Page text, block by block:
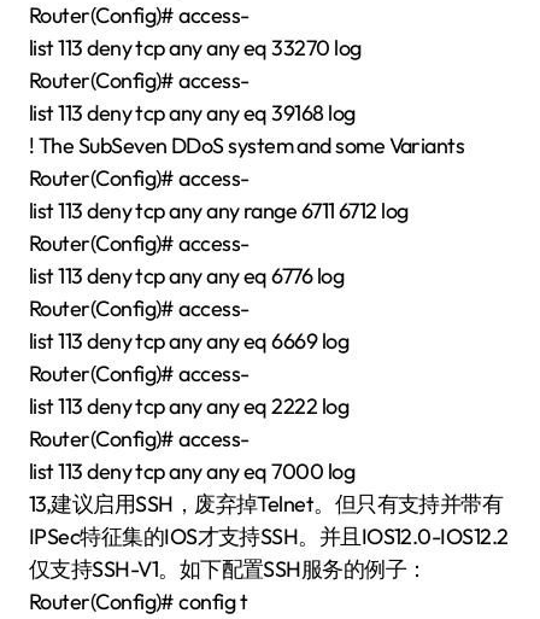
Router(Config)# access-
list 113 deny tcp any any eq 33270 log
Router(Config)# access-
list 113 deny tcp any any eq 39168 log
! The SubSeven DDoS system and some Variants
Router(Config)# access-
list 113 deny tcp any any range 6711 6712 log
Router(Config)# access-
list 113 deny tcp any any eq 6776 log
Router(Config)# access-
list 113 deny tcp any any eq 6669 log
Router(Config)# access-
list 113 deny tcp any any eq 2222 log
Router(Config)# access-
list 113 deny tcp any any eq 7000 log
13,建议启用SSH，废弃掉Telnet。但只有支持并带有
IPSec特征集的IOS才支持SSH。并且IOS12.0-IOS12.2
仅支持SSH-V1。如下配置SSH服务的例子：
Router(Config)# config t